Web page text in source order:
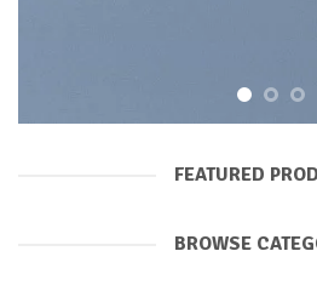
FEATURED
BROWSE